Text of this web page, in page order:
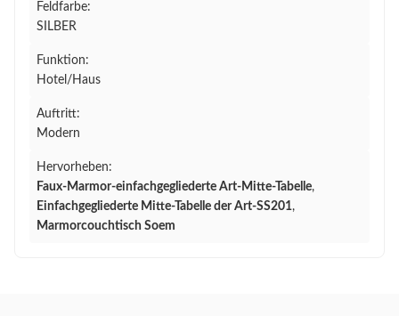
Feldfarbe:
SILBER
Funktion:
Hotel/Haus
Auftritt:
Modern
Hervorheben:
Faux-Marmor-einfachgegliederte Art-Mitte-Tabelle,
Einfachgegliederte Mitte-Tabelle der Art-SS201,
Marmorcouchtisch Soem